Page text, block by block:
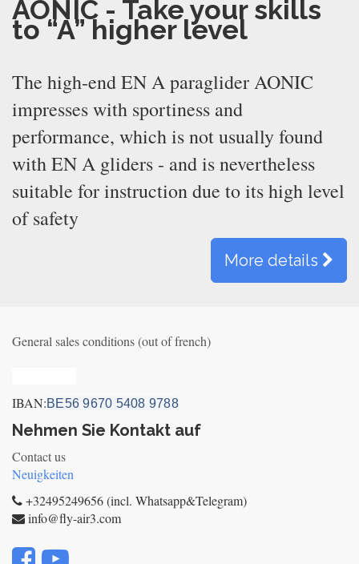
AONIC - Take your skills
to “A” higher level
The high-end EN A paraglider AONIC
impresses with sportiness and
performance, which is not usually found
with EN A gliders - and is nevertheless
suitable for instruction due to its high level
of safety
More details
General sales conditions (out of french)
IBAN:BE56 9670 5408 9788
Nehmen Sie Kontakt auf
Contact us
Neuigkeiten
+32495249656 (incl. Whatsapp&Telegram)
info@fly-air3.com